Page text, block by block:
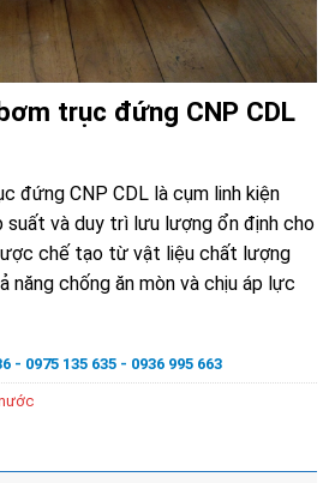
trục đứng CNP CDL
đứng CNP CDL là cụm linh kiện
suất và duy trì lưu lượng ổn định cho
chế tạo từ vật liệu chất lượng
năng chống ăn mòn và chịu áp lực
- 0975 135 635 - 0936 995 663